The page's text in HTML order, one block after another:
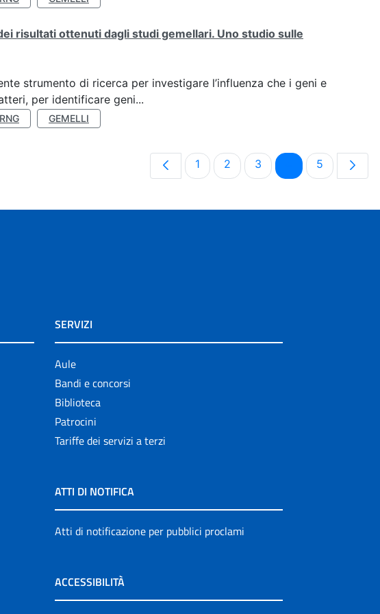
risultati ottenuti dagli studi gemellari. Uno studio sulle
strumento di ricerca per investigare l’influenza che i geni e
per identificare geni...
RNG GEMELLI
Pagina
1 Pagina
2 Pagina
3 PaginaPagina
5
SERVIZI
Aule
Bandi e concorsi
Biblioteca
Patrocini
Tariffe dei servizi a terzi
ATTI DI NOTIFICA
Atti di notificazione per pubblici proclami
ACCESSIBILITÀ